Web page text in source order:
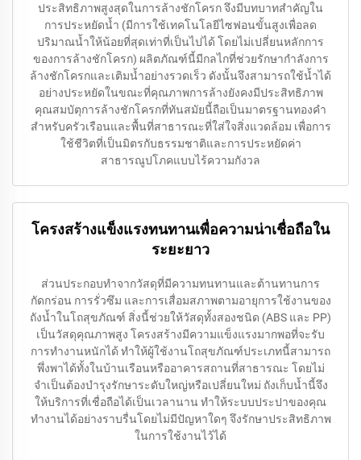
ประสิทธิภาพสูงสุดในการล้างชักโครก จึงมีบทบาทสำคัญใน
การประหยัดน้ำ (มีการใช้เทคโนโลยีไซฟอนขั้นสูงเพื่อลด
ปริมาณน้ำให้น้อยที่สุดเท่าที่เป็นไปได้ โดยไม่เปลี่ยนหลักการ
ของการล้างชักโครก) ผลิตภัณฑ์นี้มีกลไกที่ช่วยรักษากำลังการ
ล้างชักโครกและเติมน้ำอย่างรวดเร็ว ดังนั้นจึงสามารถใช้น้ำได้
อย่างประหยัดในขณะที่คุณภาพการล้างยังคงมีประสิทธิภาพ
คุณสมบัตุการล้างชักโครกที่ทันสมัยนี้ถือเป็นมาตรฐานทองคำ
สำหรับครัวเรือนและพื้นที่สาธารณะที่ใส่ใจสิ่งแวดล้อม เพื่อการ
ใช้ชีวิตที่เป็นมิตรกับธรรมชาติและการประหยัดค่า
สาธารณูปโภคแบบไร้ความกังวล
โครงสร้างแข็งแรงทนทานเพื่อความน่าเชื่อถือใน
ระยะยาว
ส่วนประกอบทำจากวัสดุที่มีความทนทานและต้านทานการ
กัดกร่อน การรั่วซึม และการเสื่อมสภาพตามอายุการใช้งานของ
ถังน้ำในโถสุขภัณฑ์ สิ่งนี้ช่วยให้วัสดุทั้งสองชนิด (ABS และ PP)
เป็นวัสดุคุณภาพสูง โครงสร้างมีความแข็งแรงมากพอที่จะรับ
การทำงานหนักได้ ทำให้ผู้ใช้งานโถสุขภัณฑ์ประเภทนี้สามารถ
พึ่งพาได้ทั้งในบ้านเรือนหรืออาคารสถานที่สาธารณะ โดยไม่
จำเป็นต้องบำรุงรักษาระดับใหญ่หรือเปลี่ยนใหม่ ถังเก็บน้ำนี้จึง
ให้บริการที่เชื่อถือได้เป็นเวลานาน ทำให้ระบบประปาของคุณ
ทำงานได้อย่างราบรื่นโดยไม่มีปัญหาใดๆ จึงรักษาประสิทธิภาพ
ในการใช้งานไว้ได้